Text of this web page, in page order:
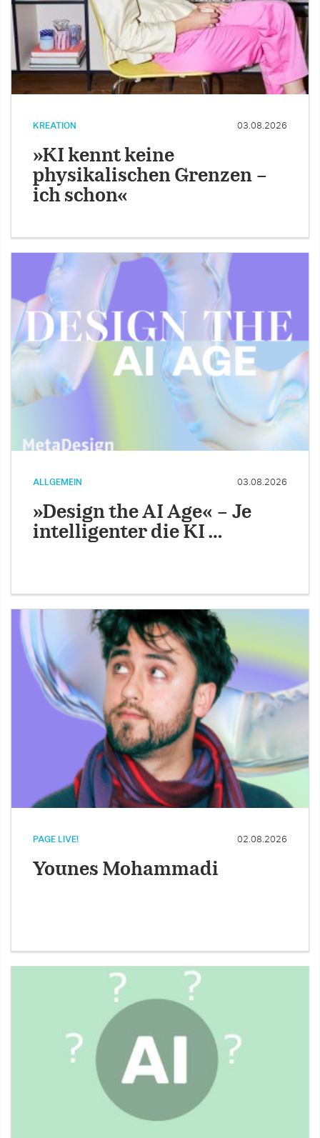
KREATION 03.08.2026
»KI kennt keine
physikalischen Grenzen –
ich schon«
ALLGEMEIN 03.08.2026
»Design the AI Age« – Je
intelligenter die KI …
PAGE LIVE! 02.08.2026
Younes Mohammadi